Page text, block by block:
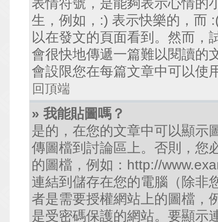
生，例如，:) 表示快樂的，而
以在發文的頁面看到。然而，
會很快地傳遞一篇難以閱讀的
會設限您在每篇文章中可以使
回頂端
» 我能貼圖嗎？
是的，在您的文章中可以顯示
傳圖檔到討論區上。否則，您
的圖檔，例如：http://
連結到儲存在您的電腦（除非
者是需要授權網站上的圖檔，
是受密碼保護的網站。要顯示